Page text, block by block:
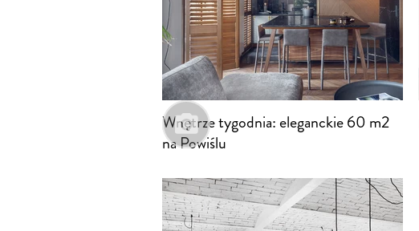
Wnętrze tygodnia: eleganckie 60 m2
na Powiślu